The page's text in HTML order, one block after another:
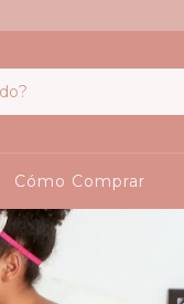
Cómo Comprar